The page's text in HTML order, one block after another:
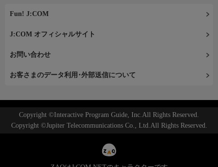
Fun! J:COM
J:COM オフィシャルサイト
お問い合わせ
お客さまのデータ利用･外部送信について
Copyright ©Interactive Program Guide, Inc.All Rights Reserved.
Copyright ©Jupiter Telecommunications Co., Ltd.All Rights Reserved.